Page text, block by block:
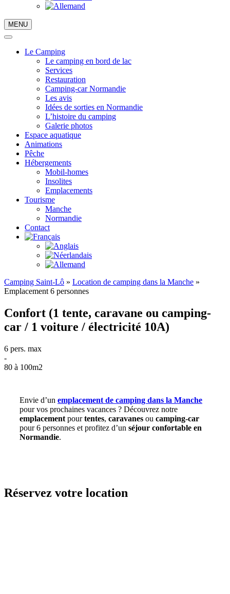
MENU
Le Camping
Le camping en bord de lac
Services
Restauration
Camping-car Normandie
Les avis
Idées de sorties en Normandie
L’histoire du camping
Galerie photos
Espace aquatique
Animations
Pêche
Hébergements
Mobil-homes
Insolites
Emplacements
Tourisme
Manche
Normandie
Contact
Camping Saint-Lô » Location de camping dans la Manche »
Emplacement 6 personnes
Confort (1 tente, caravane ou camping-
car / 1 voiture / électricité 10A)
6 pers. max
-
80 à 100m2
Envie d’un emplacement de camping dans la Manche
pour vos prochaines vacances ? Découvrez notre
emplacement pourtentes, caravanes ou camping-car
pour 6 personnes et profitez d’un séjour confortable en
Normandie.
Réservez votre location